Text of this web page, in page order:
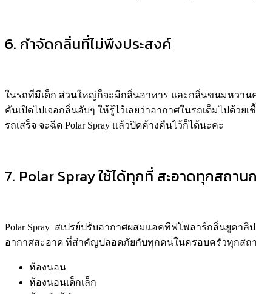
6. กำจัดกลิ่นที่ไม่พึงประสงค์
ในรถที่มีเด็ก ส่วนใหญ่ก็จะมีกลิ่นอาหาร และกลิ่นขนมหวาน
คันเปิดไปเจอกลิ่นอับๆ ให้รู้ไว้เลยว่าอากาศในรถเต็มไปด้วยเ
รถเสร็จ จะฉีด Polar Spray แล้วปิดค้างคืนไว้ก็ได้นะคะ
7. Polar Spray ใช้ได้ทุกที่ สะอาดทุกสถา
Polar Spray สเปรย์ปรับอากาศผสมแอคทีฟโพลาร์กลิ่นยูคาลิ
อากาศสะอาด ที่สำคัญปลอดภัยกับทุกคนในครอบครัวทุกสถ
ห้องนอน
ห้องนอนเด็กเล็ก